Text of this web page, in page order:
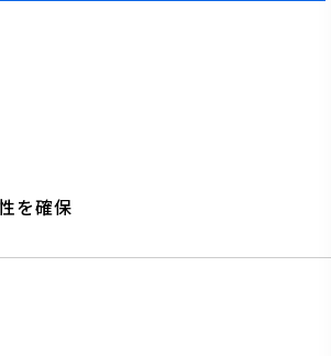
を確保